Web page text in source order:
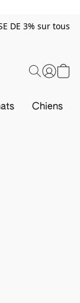
DE 3% sur tous
Chiens